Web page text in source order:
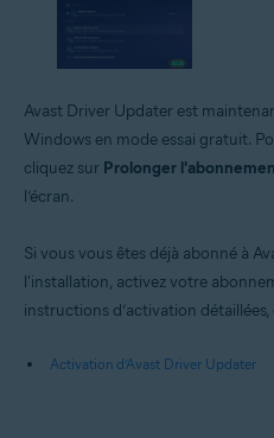
Avast Driver Updater est
Windows en mode essai gratuit.
cliquez sur Prolonger
l’écran.
Si vous vous êtes déjà abonné à
l'installation, activez votre
instructions d’activation détaillées,
Activation d’Avast Driver Updater